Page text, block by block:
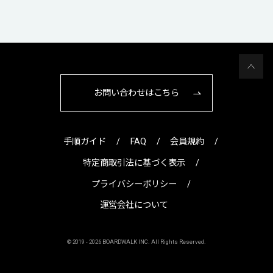
お問い合わせはこちら
手順ガイド FAQ 会員規約
特定商取引法に基づく表示
プライバシーポリシー
運営会社について
© 2019 -2026 BOARDWALK INC. All Rights Reserved.